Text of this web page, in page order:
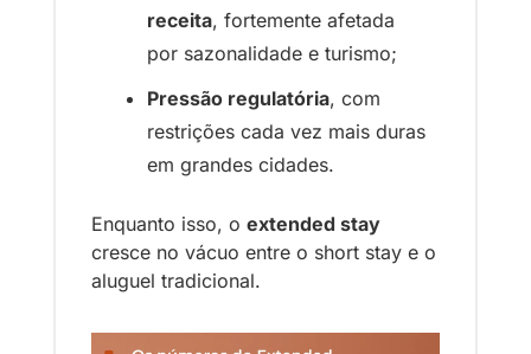
receita, fortemente afetada
por sazonalidade e turismo;
Pressão regulatória, com
restrições cada vez mais duras
em grandes cidades.
Enquanto isso, o extended stay
cresce no vácuo entre o short stay e o
aluguel tradicional.